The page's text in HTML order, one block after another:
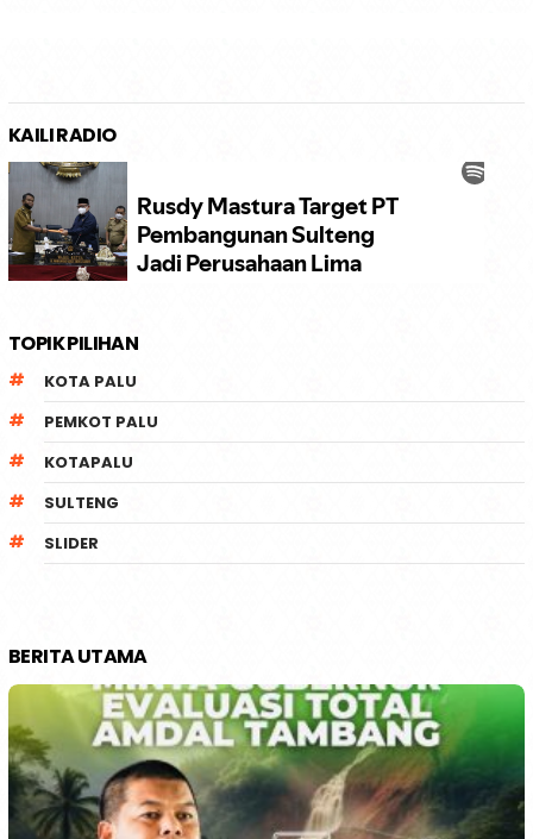
KAILI RADIO
TOPIK PILIHAN
KOTA PALU
PEMKOT PALU
KOTAPALU
SULTENG
SLIDER
BERITA UTAMA